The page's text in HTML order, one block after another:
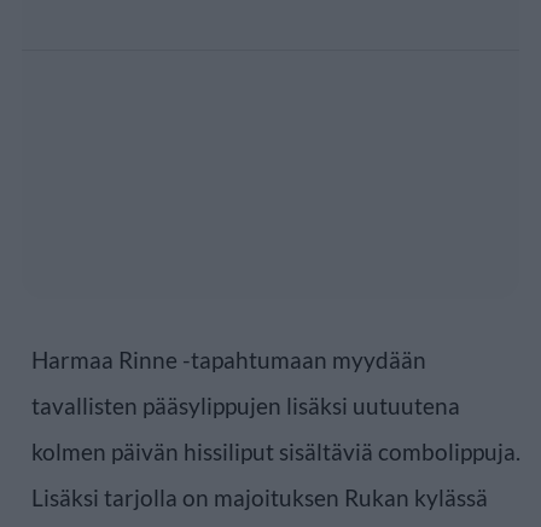
Harmaa Rinne -tapahtumaan myydään
tavallisten pääsylippujen lisäksi uutuutena
kolmen päivän hissiliput sisältäviä combolippuja.
Lisäksi tarjolla on majoituksen Rukan kylässä